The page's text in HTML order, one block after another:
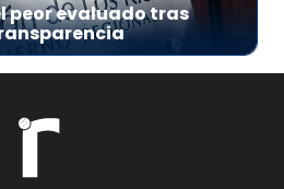
peor evaluado tras